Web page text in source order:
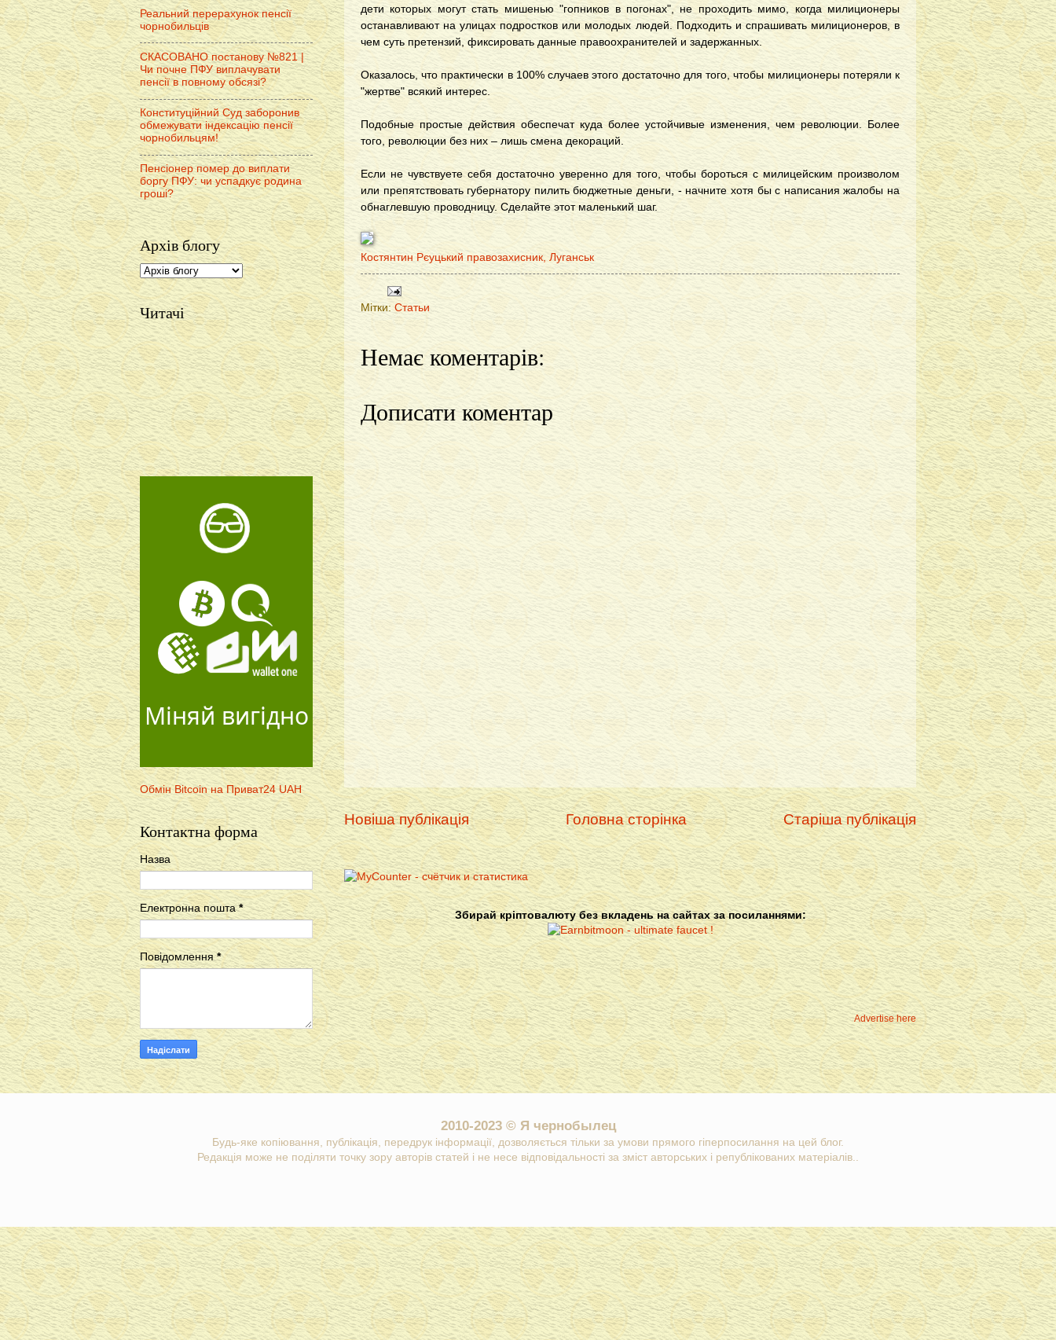
дети которых могут стать мишенью "гопников в погонах", не проходить мимо, когда милиционеры
останавливают на улицах подростков или молодых людей. Подходить и спрашивать милиционеров, в
чем суть претензий, фиксировать данные правоохранителей и задержанных.
Оказалось, что практически в 100% случаев этого достаточно для того, чтобы милиционеры потеряли к
"жертве" всякий интерес.
Подобные простые действия обеспечат куда более устойчивые изменения, чем революции. Более
того, революции без них – лишь смена декораций.
Если не чувствуете себя достаточно уверенно для того, чтобы бороться с милицейским произволом
или препятствовать губернатору пилить бюджетные деньги, - начните хотя бы с написания жалобы на
обнаглевшую проводницу. Сделайте этот маленький шаг.
Костянтин Рєуцький правозахисник, Луганськ
Мітки: Статьи
Немає коментарів:
Дописати коментар
Новіша публікація Старіша публікація
Головна сторінка
Збирай кріптовалюту без вкладень на сайтах за посиланнями:
Advertise here
Реальний перерахунок пенсії
чорнобильців
СКАСОВАНО постанову №821 |
Чи почне ПФУ виплачувати
пенсії в повному обсязі?
Конституційний Суд заборонив
обмежувати індексацію пенсії
чорнобильцям!
Пенсіонер помер до виплати
боргу ПФУ: чи успадкує родина
гроші?
Архів блогу
Читачі
Міняй вигідно
Обмін Bitcoin на Приват24 UAH
Контактна форма
Назва
Електронна пошта*
Повідомлення*
2010-2023 © Я чернобылец
Будь-яке копіювання, публікація, передрук інформації, дозволяється тільки за умови прямого гіперпосилання на цей блог.
Редакція може не поділяти точку зору авторів статей і не несе відповідальності за зміст авторських і републікованих матеріалів..